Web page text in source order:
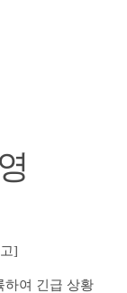
]
하여 긴급 상황